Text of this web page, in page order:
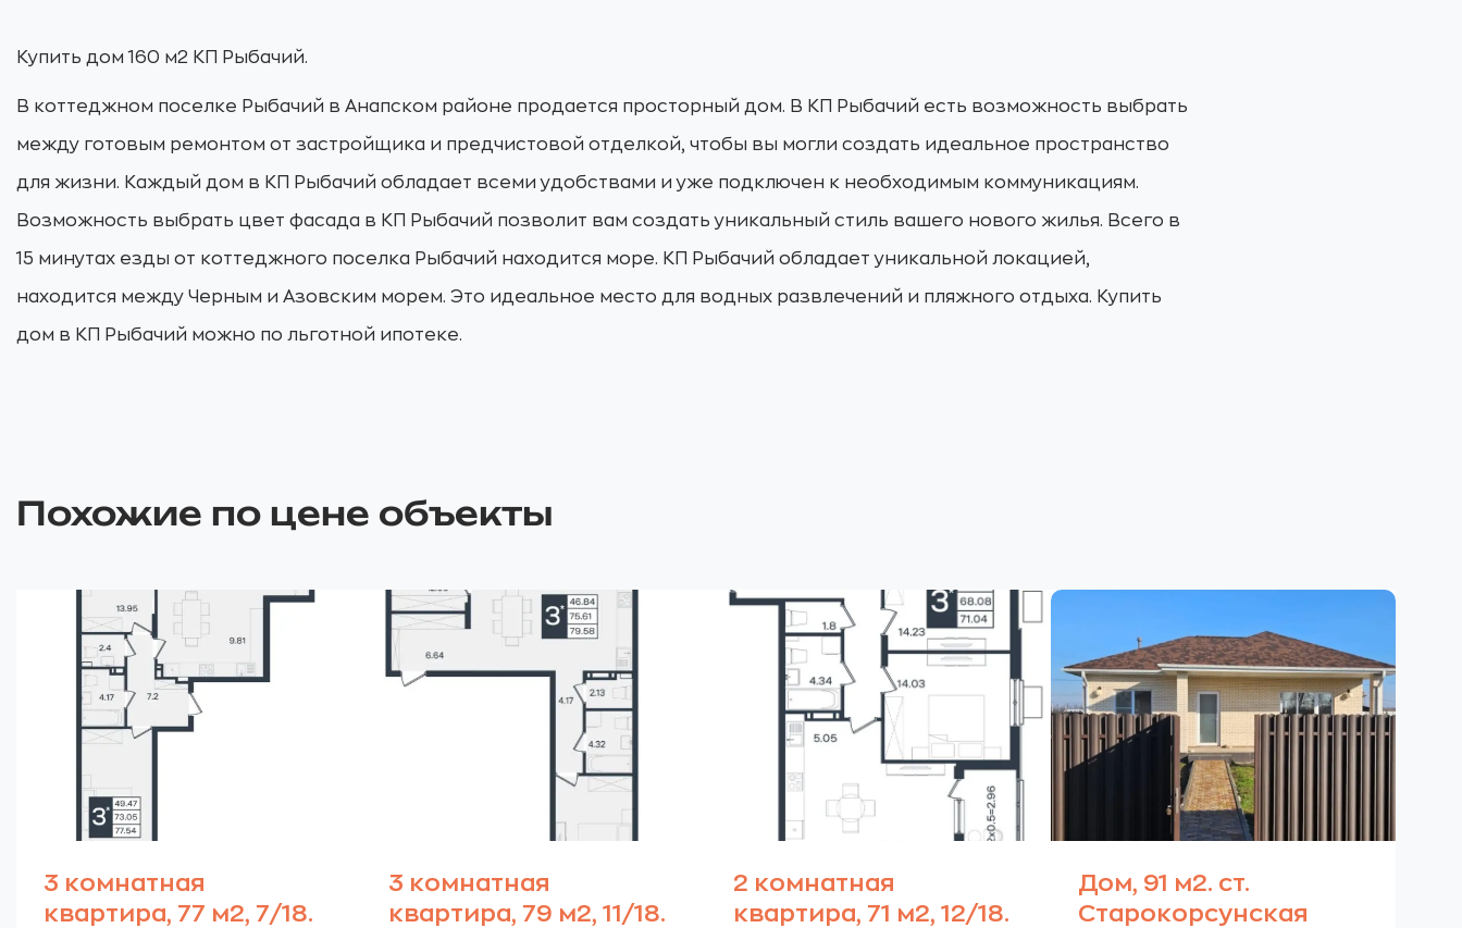
Купить дом 160 м2 КП Рыбачий.
В коттеджном поселке Рыбачий в Анапском районе продается просторный дом. В КП Рыбачий есть возможность выбрать
между готовым ремонтом от застройщика и предчистовой отделкой, чтобы вы могли создать идеальное пространство
для жизни. Каждый дом в КП Рыбачий обладает всеми удобствами и уже подключен к необходимым коммуникациям.
Возможность выбрать цвет фасада в КП Рыбачий позволит вам создать уникальный стиль вашего нового жилья. Всего в
15 минутах езды от коттеджного поселка Рыбачий находится море. КП Рыбачий обладает уникальной локацией,
находится между Черным и Азовским морем. Это идеальное место для водных развлечений и пляжного отдыха. Купить
дом в КП Рыбачий можно по льготной ипотеке.
Похожие по цене объекты
3 комнатная
квартира, 77 м2, 7/18.
3 комнатная
квартира, 79 м2, 11/18.
2 комнатная
квартира, 71 м2, 12/18.
Дом, 91 м2. ст.
Старокорсунская